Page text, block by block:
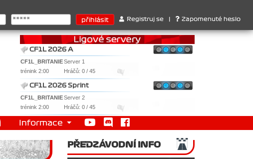
: 1. Ferrari . 2. Williams , 3. RedBull ..... SprintCup - 1. Jan
Registruj se Zapomenuté heslo
CF1L 2026 A
CF1L_BRITANIEServer 1
trénink 2:00
Hráčů: 0 / 45
CF1L 2026 Sprint
CF1L_BRITANIEServer 2
trénink 2:00
Hráčů: 0 / 45
Informace
PŘEDZÁVODNÍ INFO